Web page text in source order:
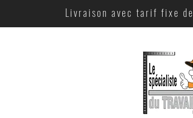
Livraison avec tarif fixe